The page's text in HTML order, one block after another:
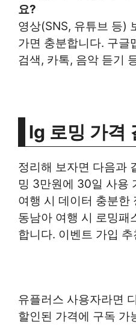
요?
영상(SNS, 유튜브 등)
가면 충분합니다. 구글
검색, 카톡, 음악 듣기
lg 로밍 가격
정리해 보자면 다음과
밍 3만원에 30일 사용
여행 시 데이터 충분한
동남아 여행 시 로밍패
합니다. 이벤트 가입
유플러스 사용자라면
할인된 가격에 구독 가